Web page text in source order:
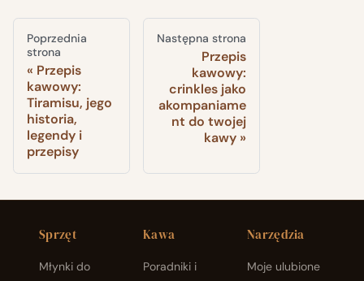
Poprzednia
strona
Przepis
kawowy:
Tiramisu, jego
historia,
legendy i
przepisy
Następna strona
Przepis
kawowy:
crinkles jako
akompaniame
nt do twojej
kawy
Sprzęt
Młynki do
Kawa
Poradniki i
Narzędzia
Moje ulubione